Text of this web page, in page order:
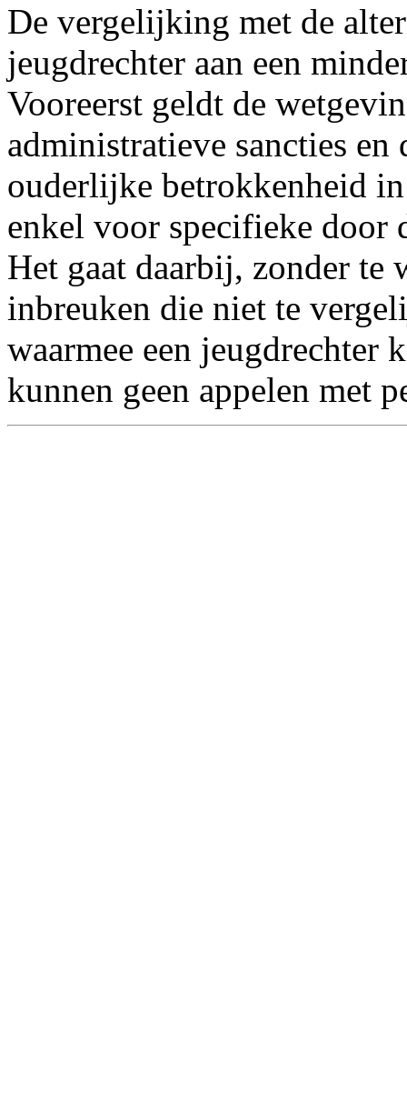
De vergelijking met de
jeugdrechter aan een
Vooreerst geldt de
administratieve sancties en
ouderlijke betrokkenheid
enkel voor specifieke door
Het gaat daarbij, zonder
inbreuken die niet te
waarmee een jeugdrechter
kunnen geen appelen met